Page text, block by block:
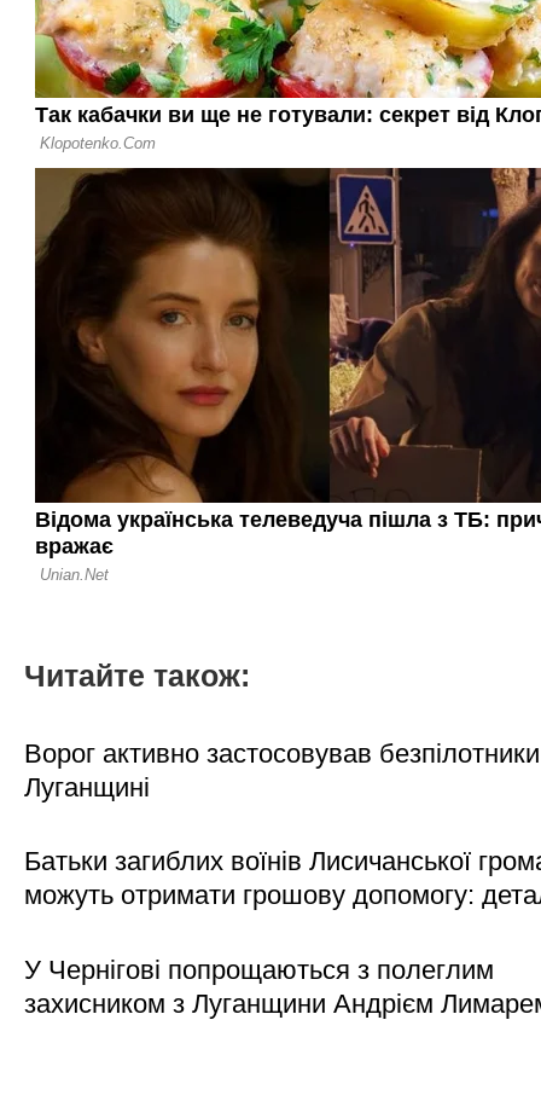
Читайте також:
Ворог активно застосовував
Луганщині
Батьки загиблих воїнів Лисичанської
можуть отримати грошову допомогу:
У Чернігові попрощаються з полеглим
захисником з Луганщини Андрієм